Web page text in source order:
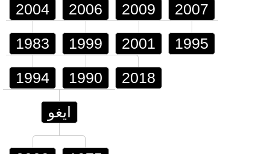
2004 2006 2009 2007
1983 1999 2001 1995
1994 1990 2018
ايغو